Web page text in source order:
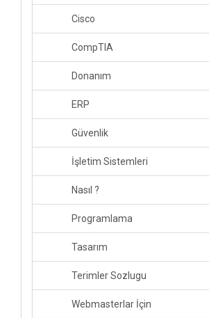
Cisco
CompTIA
Donanım
ERP
Güvenlik
İşletim Sistemleri
Nasıl ?
Programlama
Tasarım
Terimler Sozlugu
Webmasterlar İçin